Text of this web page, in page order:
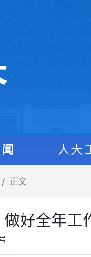
人大
正文
做好全年工